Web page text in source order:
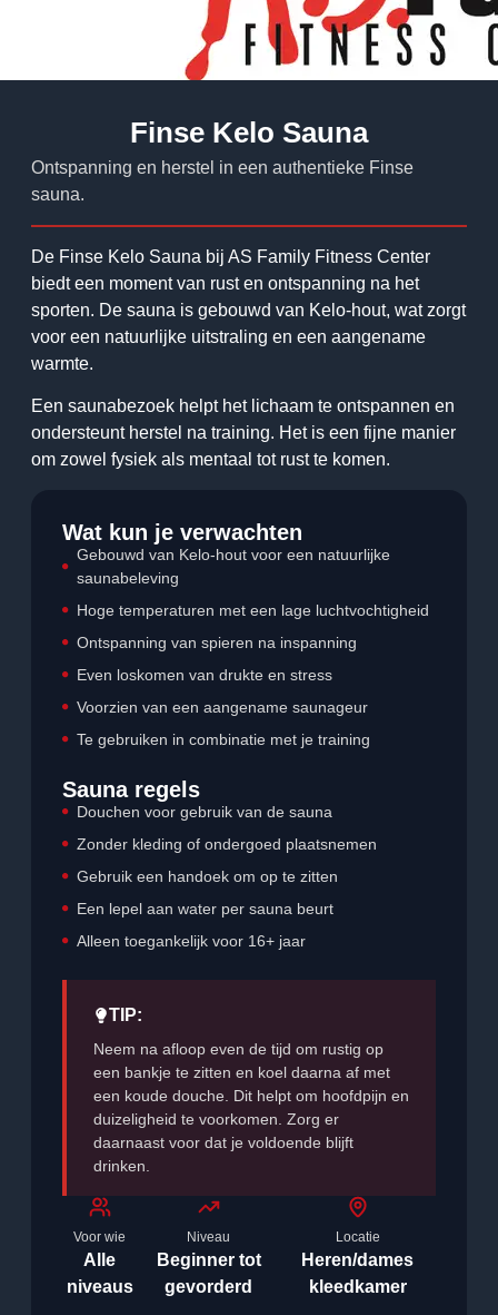
Finse Kelo Sauna
Ontspanning en herstel in een authentieke Finse
sauna.
De Finse Kelo Sauna bij AS Family Fitness Center
biedt een moment van rust en ontspanning na het
sporten. De sauna is gebouwd van Kelo-hout, wat zorgt
voor een natuurlijke uitstraling en een aangename
warmte.
Een saunabezoek helpt het lichaam te ontspannen en
ondersteunt herstel na training. Het is een fijne manier
om zowel fysiek als mentaal tot rust te komen.
Wat kun je verwachten
Gebouwd van Kelo-hout voor een natuurlijke
saunabeleving
Hoge temperaturen met een lage luchtvochtigheid
Ontspanning van spieren na inspanning
Even loskomen van drukte en stress
Voorzien van een aangename saunageur
Te gebruiken in combinatie met je training
Sauna regels
Douchen voor gebruik van de sauna
Zonder kleding of ondergoed plaatsnemen
Gebruik een handoek om op te zitten
Een lepel aan water per sauna beurt
Alleen toegankelijk voor 16+ jaar
TIP:
Neem na afloop even de tijd om rustig op
een bankje te zitten en koel daarna af met
een koude douche. Dit helpt om hoofdpijn en
duizeligheid te voorkomen. Zorg er
daarnaast voor dat je voldoende blijft
drinken.
Voor wie
Alle
niveaus
Niveau
Beginner tot
gevorderd
Locatie
Heren/dames
kleedkamer